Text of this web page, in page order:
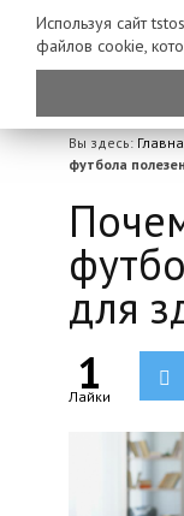
Вы здесь:
футбола
для
1
Лайки
Используя сайт
файлов cookie,